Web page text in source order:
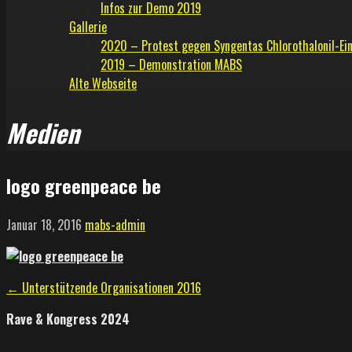
Infos zur Demo 2019
Gallerie
2020 – Protest gegen Syngentas Chlorothalonil-
2019 – Demonstration MABS
Alte Webseite
Medien
logo greenpeace be
Januar 18, 2016 mabs-admin
Beitragsnavigation
← Unterstützende Organisationen 2016
Rave & Kongress 2024